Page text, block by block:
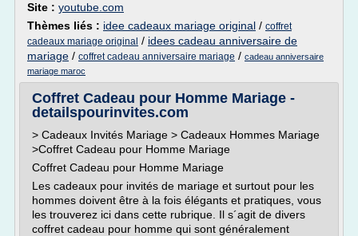
Site : youtube.com
Thèmes liés : idee cadeaux mariage original / coffret
cadeaux mariage original / idees cadeau anniversaire de
mariage / coffret cadeau anniversaire mariage / cadeau anniversaire
mariage maroc
Coffret Cadeau pour Homme Mariage -
detailspourinvites.com
> Cadeaux Invités Mariage > Cadeaux Hommes Mariage
>Coffret Cadeau pour Homme Mariage
Coffret Cadeau pour Homme Mariage
Les cadeaux pour invités de mariage et surtout pour les
hommes doivent être à la fois élégants et pratiques, vous
les trouverez ici dans cette rubrique. Il s´agit de divers
coffret cadeau pour homme qui sont généralement